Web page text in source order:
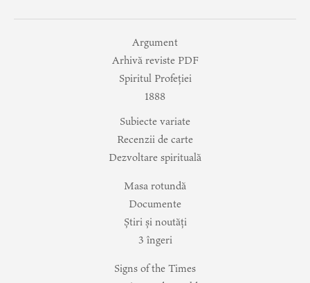
Argument
Arhivă reviste PDF
Spiritul Profeției
1888
Subiecte variate
Recenzii de carte
Dezvoltare spirituală
Masa rotundă
Documente
Știri și noutăți
3 îngeri
Signs of the Times